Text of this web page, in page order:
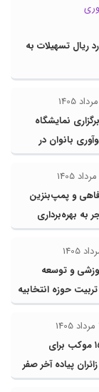
میلیارد ریال تسهیلات به
نمایشگاه
بانوان در
و پمپ‌بنزین
به بهره‌برداری
و توسعه
حوزه انتخابیه
عضو کمیسیون
آموزش و
آمادگی بیش از ۱۵ موکب برای
پیاده آخر صفر